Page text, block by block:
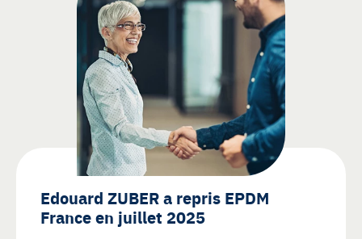
Edouard ZUBER a repris EPDM
France en juillet 2025